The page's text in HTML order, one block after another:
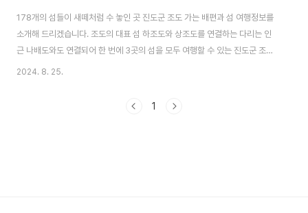
178개의 섬들이 새떼처럼 수 놓인 곳 진도군 조도 가는 배편과 섬 여행정보를
소개해 드리겠습니다. 조도의 대표 섬 하조도와 상조도를 연결하는 다리는 인
근 나배도와도 연결되어 한 번에 3곳의 섬을 모두 여행할 수 있는 진도군 조도
로 여행 떠나보시기 바랍니다. 수천 년의 시간이 만들어 낸 바다의 정원 진
여행정보 알아보기 조도 가는 배편 진도군 조도 가는 배편은 목포연안여객
2024. 8. 25.
1